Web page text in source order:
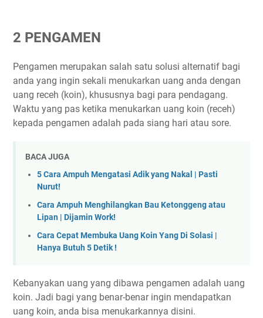
2 PENGAMEN
Pengamen merupakan salah satu solusi alternatif bagi
anda yang ingin sekali menukarkan uang anda dengan
uang receh (koin), khususnya bagi para pendagang.
Waktu yang pas ketika menukarkan uang koin (receh)
kepada pengamen adalah pada siang hari atau sore.
BACA JUGA
5 Cara Ampuh Mengatasi Adik yang Nakal | Pasti
Nurut!
Cara Ampuh Menghilangkan Bau Ketonggeng atau
Lipan | Dijamin Work!
Cara Cepat Membuka Uang Koin Yang Di Solasi |
Hanya Butuh 5 Detik !
Kebanyakan uang yang dibawa pengamen adalah uang
koin. Jadi bagi yang benar-benar ingin mendapatkan
uang koin, anda bisa menukarkannya disini.